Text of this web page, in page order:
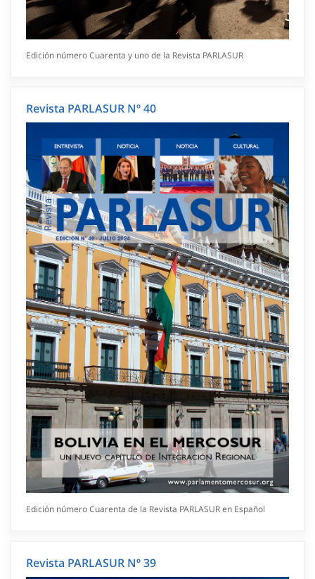
Edición número Cuarenta y uno de la Revista PARLASUR
Revista PARLASUR Nº 40
Edición número Cuarenta de la Revista PARLASUR en Español
Revista PARLASUR Nº 39